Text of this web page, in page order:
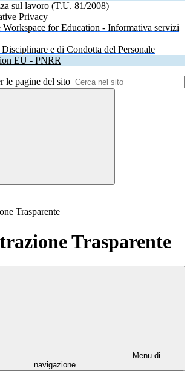
sul lavoro (T.U. 81/2008)
Privacy
Workspace for Education - Informativa servizi
e di Condotta del Personale
EU - PNRR
le pagine del sito
Trasparente
Trasparente
Menu di
navigazione